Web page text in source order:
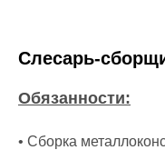
Слесарь-
Обязанности:
• Сборка